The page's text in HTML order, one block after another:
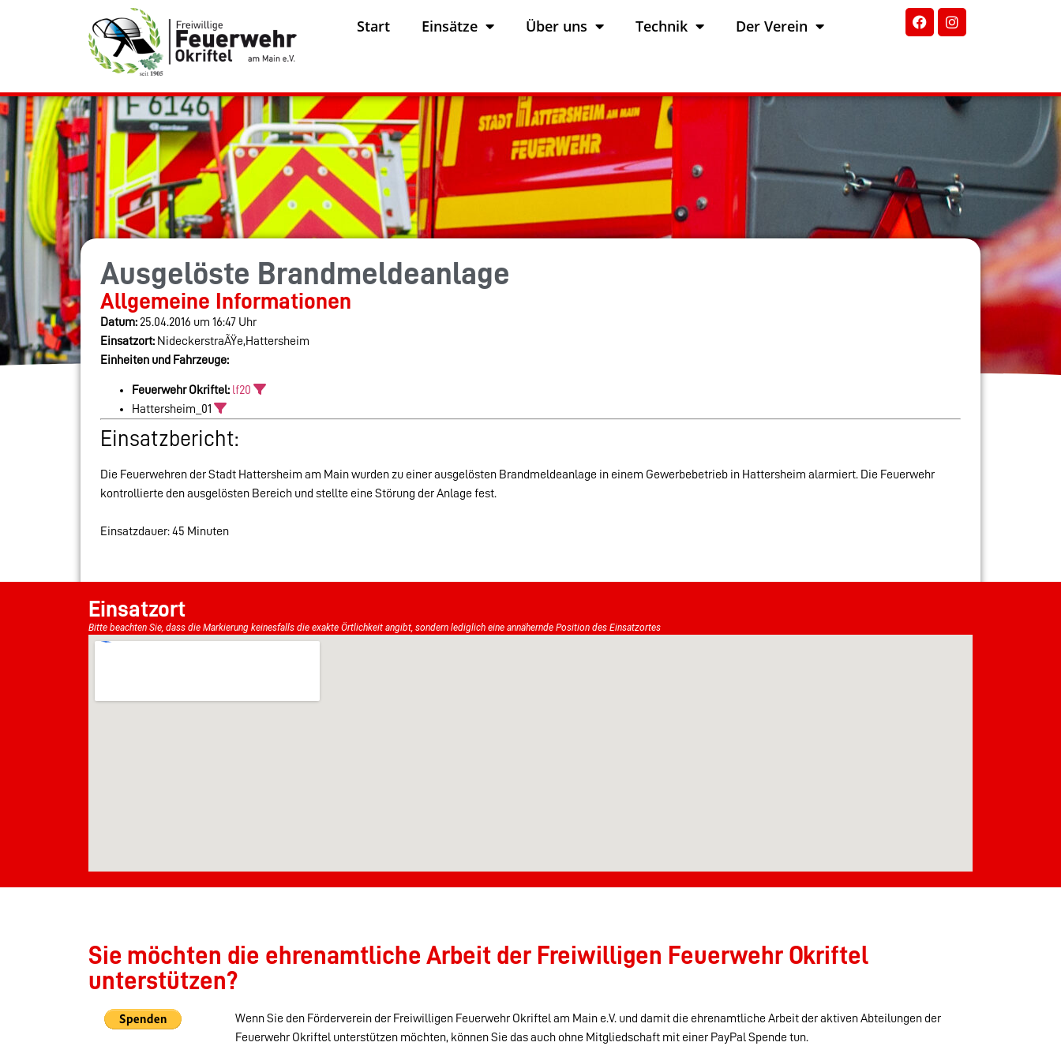
Start Einsätze Über uns Technik Der Verein
Ausgelöste Brandmeldeanlage
Allgemeine Informationen
Datum: 25.04.2016 um 16:47 Uhr
Einsatzort: NideckerstraÃŸe,Hattersheim
Einheiten und Fahrzeuge:
Feuerwehr Okriftel: lf20
Hattersheim_01
Einsatzbericht:
Die Feuerwehren der Stadt Hattersheim am Main wurden zu einer ausgelösten Brandmeldeanlage in einem Gewerbebetrieb in Hattersheim alarmiert. Die Feuerwehr
kontrollierte den ausgelösten Bereich und stellte eine Störung der Anlage fest.
Einsatzdauer: 45 Minuten
Einsatzort
Bitte beachten Sie, dass die Markierung keinesfalls die exakte Örtlichkeit angibt, sondern lediglich eine annähernde Position des Einsatzortes
Sie möchten die ehrenamtliche Arbeit der Freiwilligen Feuerwehr Okriftel
unterstützen?
Wenn Sie den Förderverein der Freiwilligen Feuerwehr Okriftel am Main e.V. und damit die ehrenamtliche Arbeit der aktiven Abteilungen der
Feuerwehr Okriftel unterstützen möchten, können Sie das auch ohne Mitgliedschaft mit einer PayPal Spende tun.